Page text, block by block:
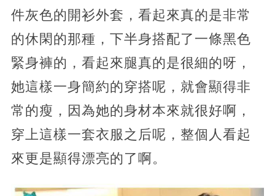
件灰色的開衫外套，看起來真的是非常
的休閑的那種，下半身搭配了一條黑色
緊身褲的，看起來腿真的是很細的呀，
她這樣一身簡約的穿搭呢，就會顯得非
常的瘦，因為她的身材本來就很好啊，
穿上這樣一套衣服之后呢，整個人看起
來更是顯得漂亮的了啊。